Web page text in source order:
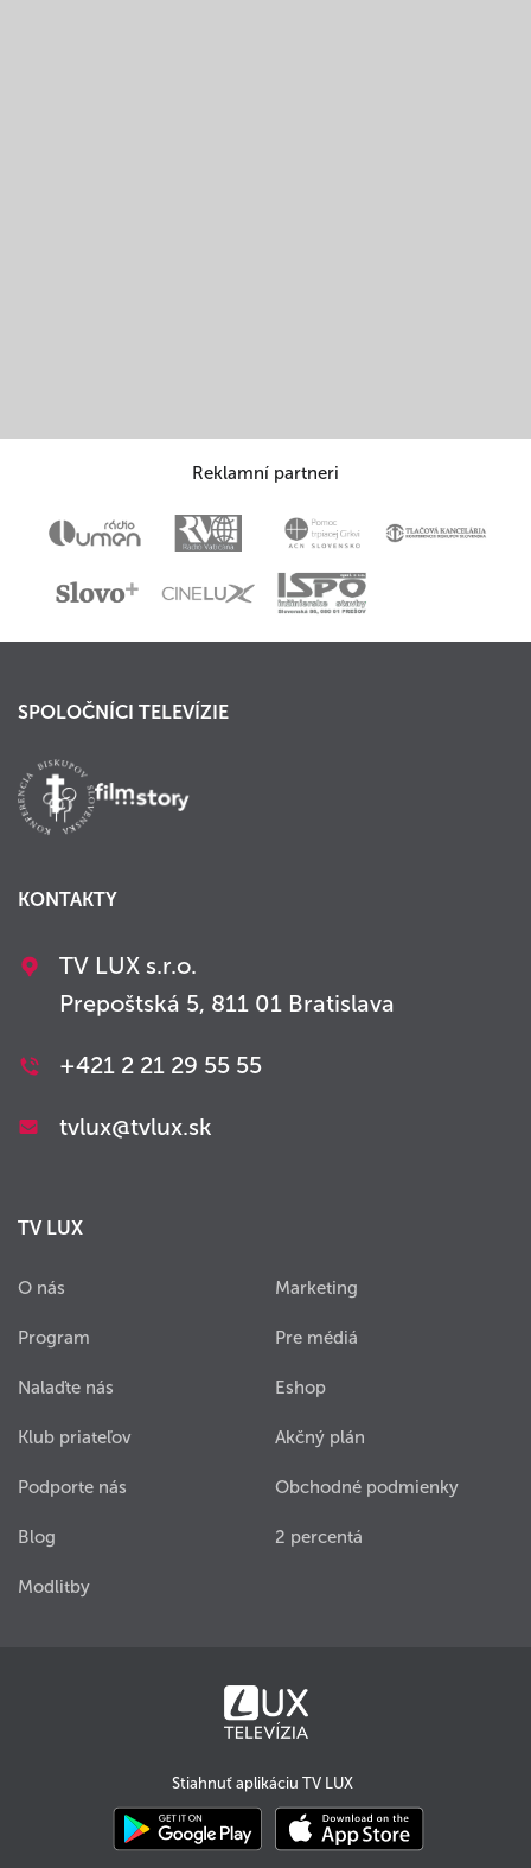
Reklamní partneri
SPOLOČNÍCI TELEVÍZIE
KONTAKTY
TV LUX s.r.o.
Prepoštská 5, 811 01 Bratislava
+421 2 21 29 55 55
tvlux@tvlux.sk
TV LUX
O nás
Program
Nalaďte nás
Klub priateľov
Podporte nás
Blog
Modlitby
Marketing
Pre médiá
Eshop
Akčný plán
Obchodné podmienky
2 percentá
Stiahnuť aplikáciu TV LUX